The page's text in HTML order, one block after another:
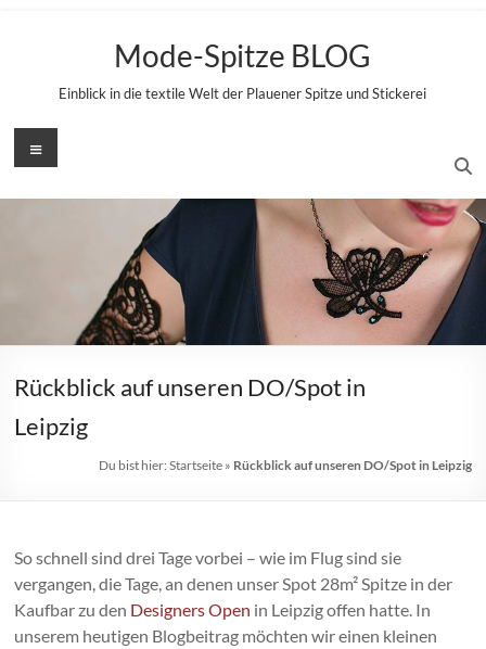
Mode-Spitze BLOG
Einblick in die textile Welt der Plauener Spitze und Stickerei
Menü
Rückblick auf unseren DO/Spot in
Leipzig
Du bist hier: Startseite» Rückblick auf unseren DO/Spot in Leipzig
So schnell sind drei Tage vorbei – wie im Flug sind sie
vergangen, die Tage, an denen unser Spot 28m² Spitze in der
Kaufbar zu den Designers Open in Leipzig offen hatte. In
unserem heutigen Blogbeitrag möchten wir einen kleinen